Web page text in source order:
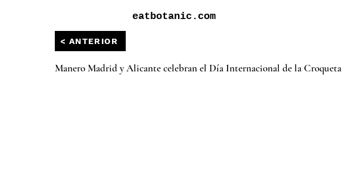
eatbotanic.com
< ANTERIOR
Manero Madrid y Alicante celebran el Día Internacional de la Croqueta